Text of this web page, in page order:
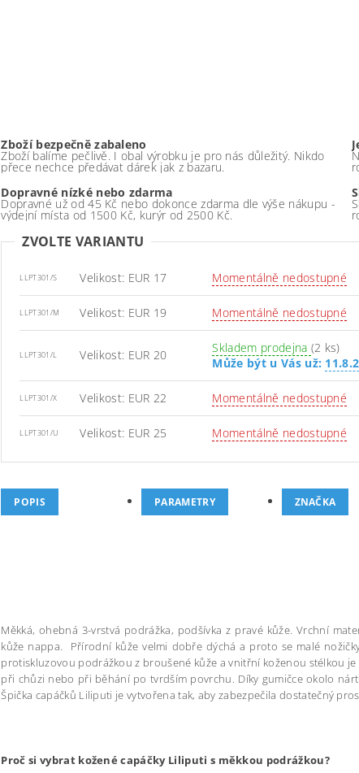
Zboží bezpečně zabaleno
Zboží balíme pečlivě. I obal výrobku je pro nás důležitý. Nikdo
přece nechce předávat dárek jak z bazaru.
Dopravné nízké nebo zdarma
Dopravné už od 45 Kč nebo dokonce zdarma dle výše nákupu -
výdejní místa od 1500 Kč, kurýr od 2500 Kč.
ZVOLTE VARIANTU
LLPT301/S Velikost: EUR 17 Momentálně nedostupné
LLPT301/M Velikost: EUR 19 Momentálně nedostupné
LLPT301/L Velikost: EUR 20 Skladem prodejna (2 ks)
Může být u Vás už:
LLPT301/X Velikost: EUR 22 Momentálně nedostupné
LLPT301/U Velikost: EUR 25 Momentálně nedostupné
POPIS PARAMETRY ZNAČKA
Měkká, ohebná 3-vrstvá podrážka, podšívka z pravé kůže. Vrchní
kůže nappa. Přírodní kůže velmi dobře dýchá a proto se malé
protiskluzovou podrážkou z broušené kůže a vnitřní koženou stélkou
při chůzi nebo při běhání po tvrdším povrchu. Díky gumičce okolo
Špička capáčků Liliputi je vytvořena tak, aby zabezpečila dostatečný
Proč si vybrat kožené capáčky Liliputi s měkkou podrážkou?